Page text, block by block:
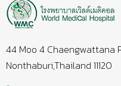
44 Moo 4 Chaengwattana
Nonthaburi,Thailand 11120